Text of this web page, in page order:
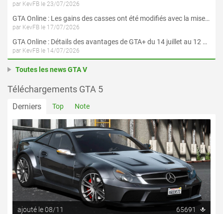
par KevFB le 23/07/2026
GTA Online : Les gains des casses ont été modifiés avec la mise à jour « Le Braquage du Kortz Center »
par KevFB le 17/07/2026
GTA Online : Détails des avantages de GTA+ du 14 juillet au 12 août
par KevFB le 14/07/2026
Toutes les news GTA V
Téléchargements GTA 5
Derniers Top Note
ajouté le 08/11 65691